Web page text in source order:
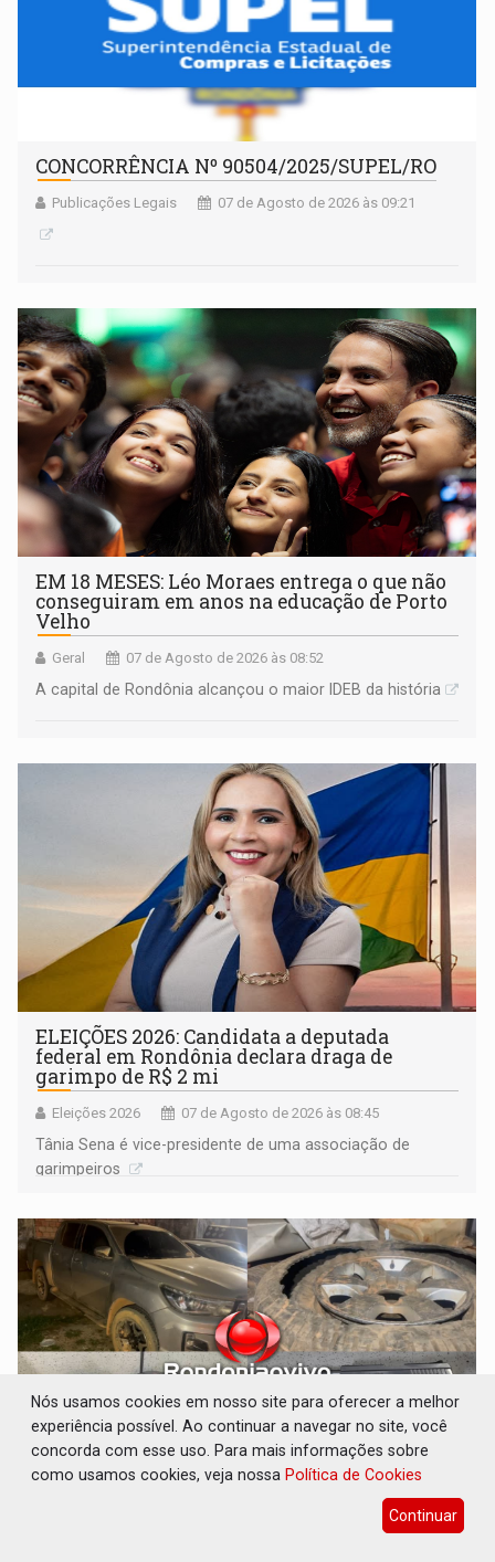
CONCORRÊNCIA Nº 90504/2025/SUPEL/RO
Publicações Legais 07 de Agosto de 2026 às 09:21
EM 18 MESES: Léo Moraes entrega o que não
conseguiram em anos na educação de Porto
Velho
Geral 07 de Agosto de 2026 às 08:52
A capital de Rondônia alcançou o maior IDEB da história
ELEIÇÕES 2026: Candidata a deputada
federal em Rondônia declara draga de
garimpo de R$ 2 mi
Eleições 2026 07 de Agosto de 2026 às 08:45
Tânia Sena é vice-presidente de uma associação de
garimpeiros
VÍDEO: Casal de garimpeiros é preso com
Nós usamos cookies em nosso site para oferecer a melhor
experiência possível. Ao continuar a navegar no site, você
concorda com esse uso. Para mais informações sobre
como usamos cookies, veja nossa Política de Cookies
Continuar